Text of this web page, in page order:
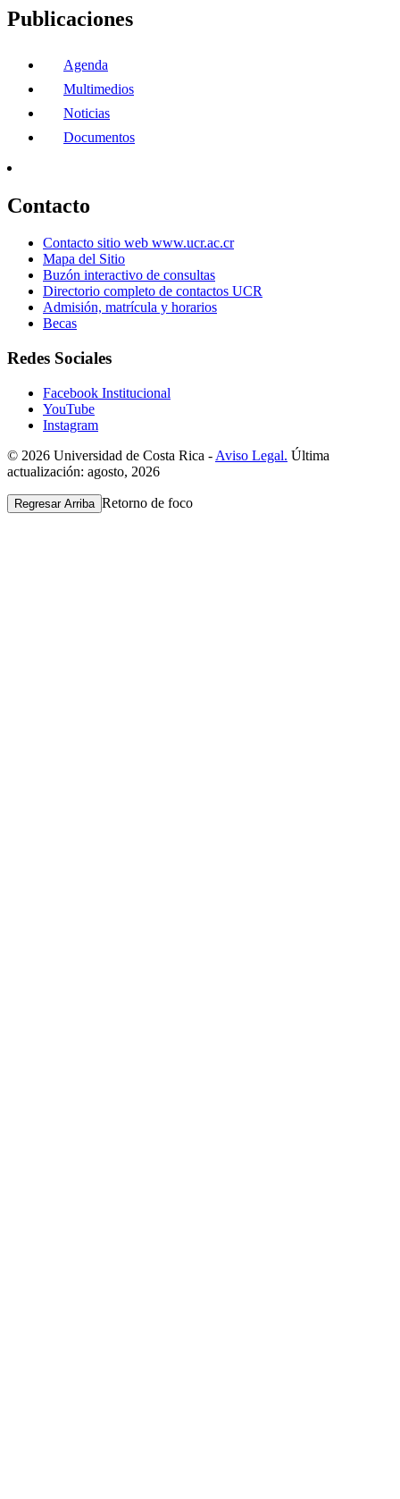
Publicaciones
Agenda
Multimedios
Noticias
Documentos
Contacto
Contacto sitio web www.ucr.ac.cr
Mapa del Sitio
Buzón interactivo de consultas
Directorio completo de contactos UCR
Admisión, matrícula y horarios
Becas
Redes Sociales
Facebook Institucional
YouTube
Instagram
© 2026 Universidad de Costa Rica - Aviso Legal. Última
actualización: agosto, 2026
Regresar Arriba Retorno de foco